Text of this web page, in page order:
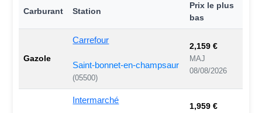
Carburant Station
Prix le plus
bas
Gazole
Carrefour
Saint-bonnet-en-champsaur
(05500)
2,159 €
MAJ
08/08/2026
Intermarché
1,959 €